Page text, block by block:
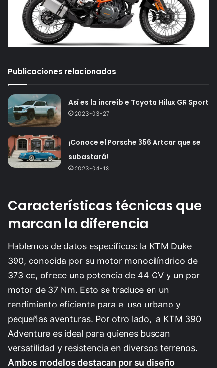
Publicaciones relacionadas
Así es la increíble Toyota Hilux GR Sport
2023-03-27
¡Conoce el Porsche 356 Artcar que se
subastará!
2023-04-18
Características técnicas que
marcan la diferencia
Hablemos de datos específicos: la KTM Duke
390, conocida por su motor monocilíndrico de
373 cc, ofrece una potencia de 44 CV y un par
motor de 37 Nm. Esto se traduce en un
rendimiento eficiente para el uso urbano y
pequeñas aventuras. Por otro lado, la KTM 390
Adventure es ideal para quienes buscan
versatilidad y resistencia en diversos terrenos.
Ambos modelos destacan por su diseño